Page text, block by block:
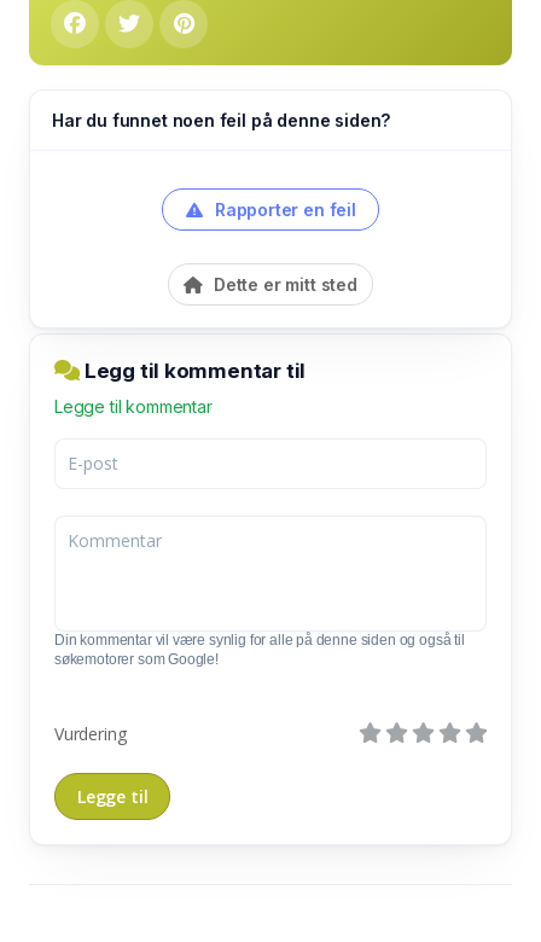
Har du funnet noen feil på denne siden?
Rapporter en feil
Dette er mitt sted
Legg til kommentar til
Legge til kommentar
Din kommentar vil være synlig for alle på denne siden og også til
søkemotorer som Google!
Vurdering